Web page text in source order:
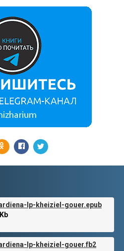
lp-kheiziel-gouer.epub
lp-kheiziel-gouer.fb2